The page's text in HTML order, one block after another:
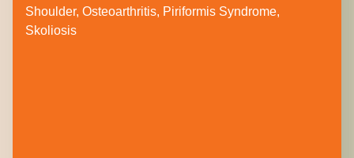
Shoulder, Osteoarthritis, Piriformis Syndrome,
Skoliosis